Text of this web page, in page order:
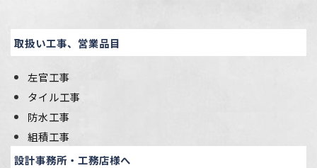
取扱い工事、営業品目
左官工事
タイル工事
防水工事
組積工事
設計事務所・工務店様へ